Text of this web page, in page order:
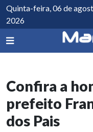
Quinta-feira, 06 de
2026
Confira a
prefeito
dos Pais